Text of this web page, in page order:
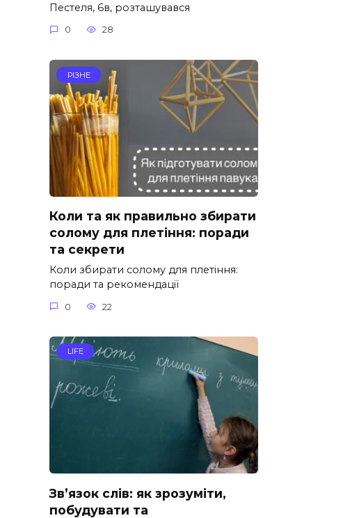
Пестеля, 6в, розташувався
0 28
РІЗНЕ
Коли та як правильно збирати
солому для плетіння: поради
та секрети
Коли збирати солому для плетіння:
поради та рекомендації
0 22
LIFE
Зв’язок слів: як зрозуміти,
побудувати та